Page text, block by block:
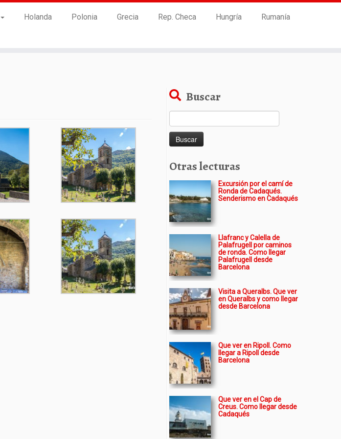
Holanda Polonia Grecia Rep. Checa Hungría
Rumanía
Buscar
Otras lecturas
Excursión por el camí de
Ronda de Cadaqués.
Senderismo en Cadaqués
Llafranc y Calella de
Palafrugell por caminos
de ronda. Como llegar
Palafrugell desde
Barcelona
Visita a Queralbs. Que ver
en Queralbs y como llegar
desde Barcelona
Que ver en Ripoll. Como
llegar a Ripoll desde
Barcelona
Que ver en el Cap de
Creus. Como llegar desde
Cadaqués